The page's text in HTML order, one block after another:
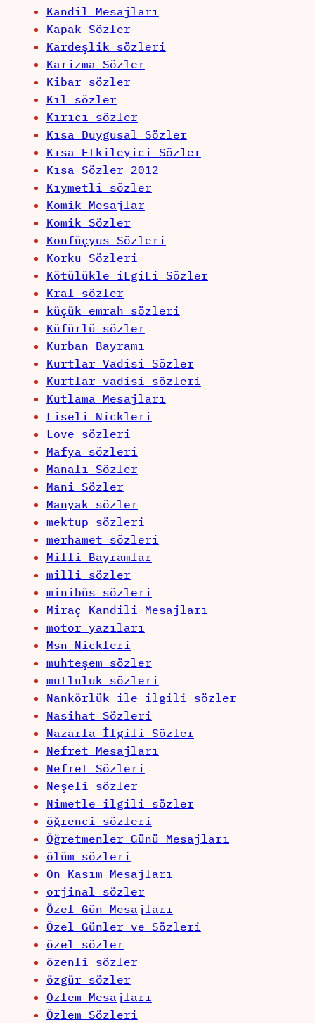
Kandil Mesajları
Kapak Sözler
Kardeşlik sözleri
Karizma Sözler
Kibar sözler
Kıl sözler
Kırıcı sözler
Kısa Duygusal Sözler
Kısa Etkileyici Sözler
Kısa Sözler 2012
Kıymetli sözler
Komik Mesajlar
Komik Sözler
Konfüçyus Sözleri
Korku Sözleri
Kötülükle iLgiLi Sözler
Kral sözler
küçük emrah sözleri
Küfürlü sözler
Kurban Bayramı
Kurtlar Vadisi Sözler
Kurtlar vadisi sözleri
Kutlama Mesajları
Liseli Nickleri
Love sözleri
Mafya sözleri
Manalı Sözler
Mani Sözler
Manyak sözler
mektup sözleri
merhamet sözleri
Milli Bayramlar
milli sözler
minibüs sözleri
Miraç Kandili Mesajları
motor yazıları
Msn Nickleri
muhteşem sözler
mutluluk sözleri
Nankörlük ile ilgili sözler
Nasihat Sözleri
Nazarla İlgili Sözler
Nefret Mesajları
Nefret Sözleri
Neşeli sözler
Nimetle ilgili sözler
öğrenci sözleri
Öğretmenler Günü Mesajları
ölüm sözleri
On Kasım Mesajları
orjinal sözler
Özel Gün Mesajları
Özel Günler ve Sözleri
özel sözler
özenli sözler
özgür sözler
Ozlem Mesajları
Özlem Sözleri